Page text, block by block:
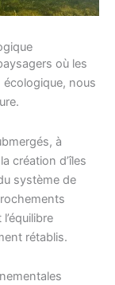
où les
nous
à
création d’îles
système de
rétablis.